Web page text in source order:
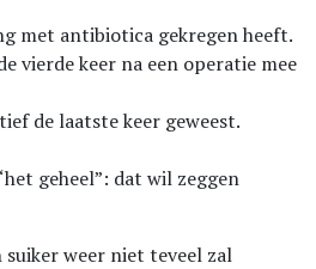
met antibiotica gekregen heeft.
vierde keer na een operatie mee
de laatste keer geweest.
geheel”: dat wil zeggen
weer niet teveel zal